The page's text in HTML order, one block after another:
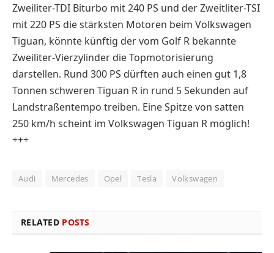
Zweiliter-TDI Biturbo mit 240 PS und der Zweitliter-TSI
mit 220 PS die stärksten Motoren beim Volkswagen
Tiguan, könnte künftig der vom Golf R bekannte
Zweiliter-Vierzylinder die Topmotorisierung
darstellen. Rund 300 PS dürften auch einen gut 1,8
Tonnen schweren Tiguan R in rund 5 Sekunden auf
Landstraßentempo treiben. Eine Spitze von satten
250 km/h scheint im Volkswagen Tiguan R möglich!
+++
Audi Mercedes Opel Tesla Volkswagen
RELATED POSTS